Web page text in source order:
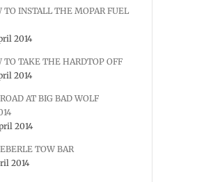
TO INSTALL THE MOPAR FUEL
2014
TO TAKE THE HARDTOP OFF
2014
AT BIG BAD WOLF
2014
TOW BAR
2014